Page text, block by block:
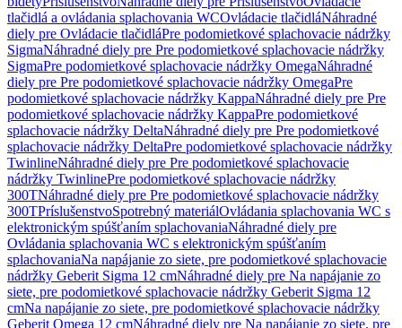
tlačidlá a ovládania splachovania WCOvládacie tlačidláNáhradné
diely pre Ovládacie tlačidláPre podomietkové splachovacie nádržky
SigmaNáhradné diely pre Pre podomietkové splachovacie nádržky
SigmaPre podomietkové splachovacie nádržky OmegaNáhradné
diely pre Pre podomietkové splachovacie nádržky OmegaPre
podomietkové splachovacie nádržky KappaNáhradné diely pre Pre
podomietkové splachovacie nádržky KappaPre podomietkové
splachovacie nádržky DeltaNáhradné diely pre Pre podomietkové
splachovacie nádržky DeltaPre podomietkové splachovacie nádržky
TwinlineNáhradné diely pre Pre podomietkové splachovacie
nádržky TwinlinePre podomietkové splachovacie nádržky
300TNáhradné diely pre Pre podomietkové splachovacie nádržky
300TPríslušenstvoSpotrebný materiálOvládania splachovania WC s
elektronickým spúšťaním splachovaniaNáhradné diely pre
Ovládania splachovania WC s elektronickým spúšťaním
splachovaniaNa napájanie zo siete, pre podomietkové splachovacie
nádržky Geberit Sigma 12 cmNáhradné diely pre Na napájanie zo
siete, pre podomietkové splachovacie nádržky Geberit Sigma 12
cmNa napájanie zo siete, pre podomietkové splachovacie nádržky
Geberit Omega 12 cmNáhradné diely pre Na napájanie zo siete, pre